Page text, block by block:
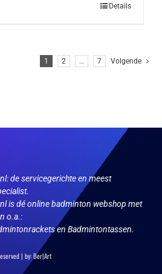
Details
1 2 … 7 Volgende
de servicegerichte en meest
is dé online badminton webshop met
o.a.:
en Badmintontassen.
| by:Ber|Art